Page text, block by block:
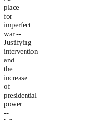
place
for
imperfect
war --
Justifying
intervention
and
the
increase
of
presidential
power
--